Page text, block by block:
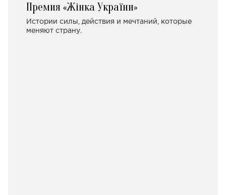
Премия «Жінка України»
Истории силы, действия и мечтаний, которые
меняют страну.